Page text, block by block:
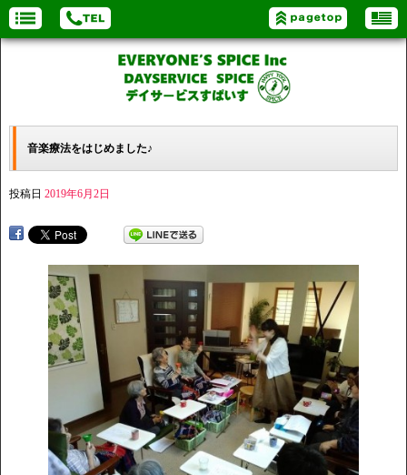
音楽療法をはじめました♪
投稿日 2019年6月2日